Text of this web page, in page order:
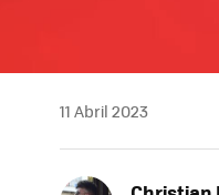
11 Abril 2023